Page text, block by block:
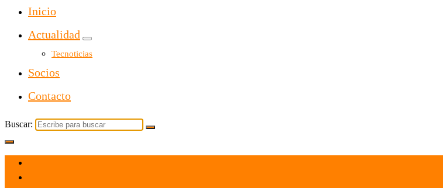
Yacal micro hosting
Inicio
Actualidad
Tecnoticias
Socios
Contacto
Buscar: